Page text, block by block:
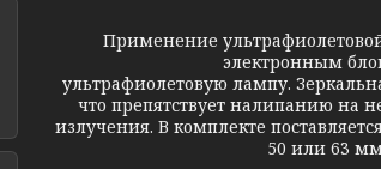
Применение ультрафиолетовой
электронным
ультрафиолетовую лампу.
что препятствует налипанию на
излучения. В комплекте
50 или 63